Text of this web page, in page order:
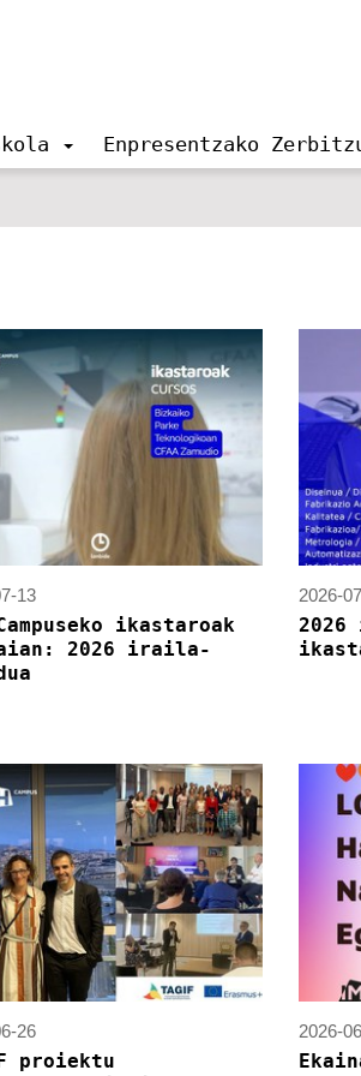
Enpresentzako
13
ikastaroak
2026 iraila-
2026-
2026
26
proiektu
2026-